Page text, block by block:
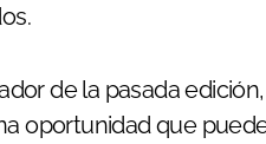
de la pasada edición,
oportunidad que